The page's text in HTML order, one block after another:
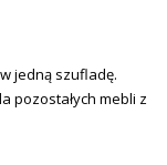
jedną szufladę.
pozostałych mebli z